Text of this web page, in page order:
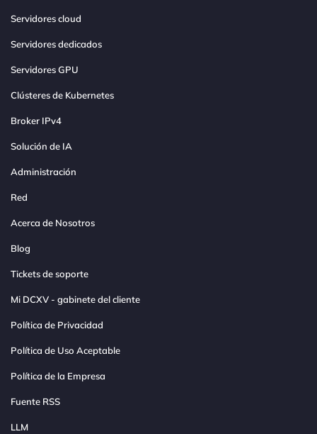
Servidores cloud
Servidores dedicados
Servidores GPU
Clústeres de Kubernetes
Broker IPv4
Solución de IA
Administración
Red
Acerca de Nosotros
Blog
Tickets de soporte
Mi DCXV - gabinete del cliente
Política de Privacidad
Política de Uso Aceptable
Política de la Empresa
Fuente RSS
LLM